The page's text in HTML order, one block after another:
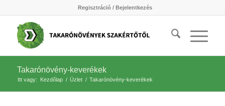
Regisztráció / Bejelentkezés
Takarónövény-keverékek
Itt vagy: Kezdőlap / Üzlet / Takarónövény-keverékek